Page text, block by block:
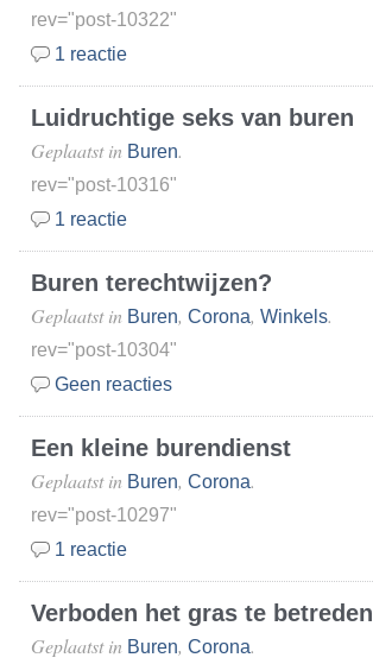
rev="post-10322"
1 reactie
Luidruchtige seks van buren
Geplaatst in Buren.
rev="post-10316"
1 reactie
Buren terechtwijzen?
Geplaatst in Buren, Corona, Winkels.
rev="post-10304"
Geen reacties
Een kleine burendienst
Geplaatst in Buren, Corona.
rev="post-10297"
1 reactie
Verboden het gras te betreden
Geplaatst in Buren, Corona.